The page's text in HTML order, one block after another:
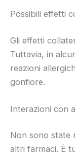
Possibili effetti
Gli effetti
Tuttavia, in
reazioni
gonfiore.
Interazioni con
Non sono state
altri farmaci. È